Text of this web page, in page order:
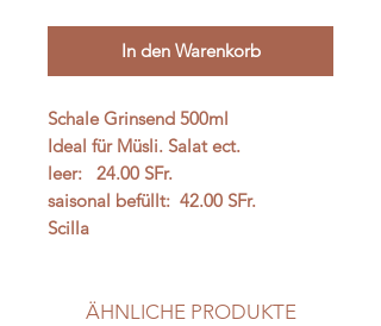
In den Warenkorb
Schale Grinsend 500ml
Ideal für Müsli. Salat ect.
leer: 24.00 SFr.
saisonal befüllt: 42.00 SFr.
Scilla
ÄHNLICHE PRODUKTE